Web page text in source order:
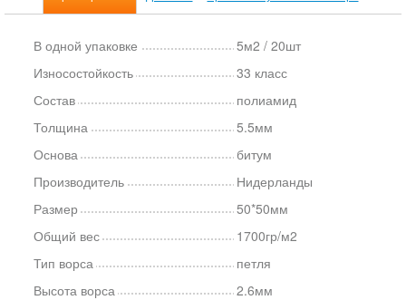
В одной упаковке
5м2 / 20шт
Износостойкость
33 класс
Состав
полиамид
Толщина
5.5мм
Основа
битум
Производитель
Нидерланды
Размер
50*50мм
Общий вес
1700гр/м2
Тип ворса
петля
Высота ворса
2.6мм